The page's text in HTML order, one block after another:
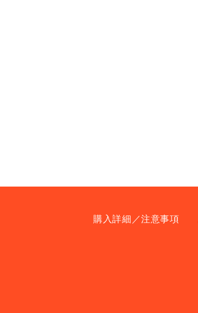
購入詳細／注意事項